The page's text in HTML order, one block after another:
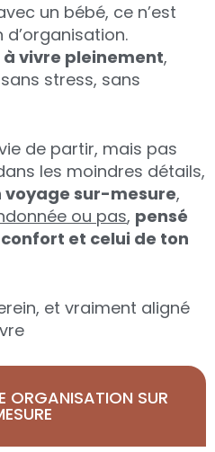
un bébé, ce n’est
vivre pleinement,
stress, sans
de partir, mais pas
les moindres détails,
voyage sur-mesure,
ou pas, pensé
et celui de ton
et vraiment aligné
ORGANISATION SUR